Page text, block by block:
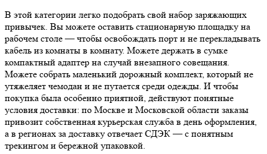
В этой категории легко подобрать свой набор заряжающих
привычек. Вы можете оставить стационарную площадку на
рабочем столе — чтобы освобождать порт и не перекладывать
кабель из комнаты в комнату. Можете держать в сумке
компактный адаптер на случай внезапного совещания.
Можете собрать маленький дорожный комплект, который не
утяжеляет чемодан и не путается среди одежды. И чтобы
покупка была особенно приятной, действуют понятные
условия доставки: по Москве и Московской области заказы
привозит собственная курьерская служба в день оформления,
а в регионах за доставку отвечает СДЭК — с понятным
трекингом и бережной упаковкой.